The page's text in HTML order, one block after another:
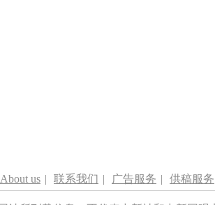
About us | 联系我们 | 广告服务 | 供稿服务